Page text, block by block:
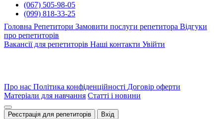
(067) 505-98-05
(099) 818-33-25
Головна Репетитори Замовити послуги репетитора Відгуки
про репетиторів
Вакансії для репетиторів Наші контакти Увійти
Про нас Політика конфіденційності Договір оферти
Матеріали для навчання Статті і новини
Реєстрація для репетиторів Вхід